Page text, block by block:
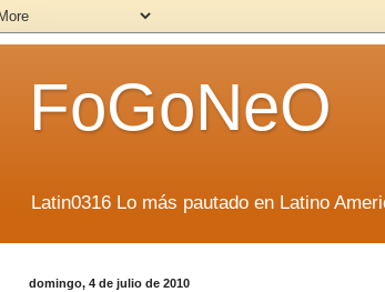
FoGoNeO
Latin0316 Lo más pautado en Latino
domingo, 4 de julio de 2010